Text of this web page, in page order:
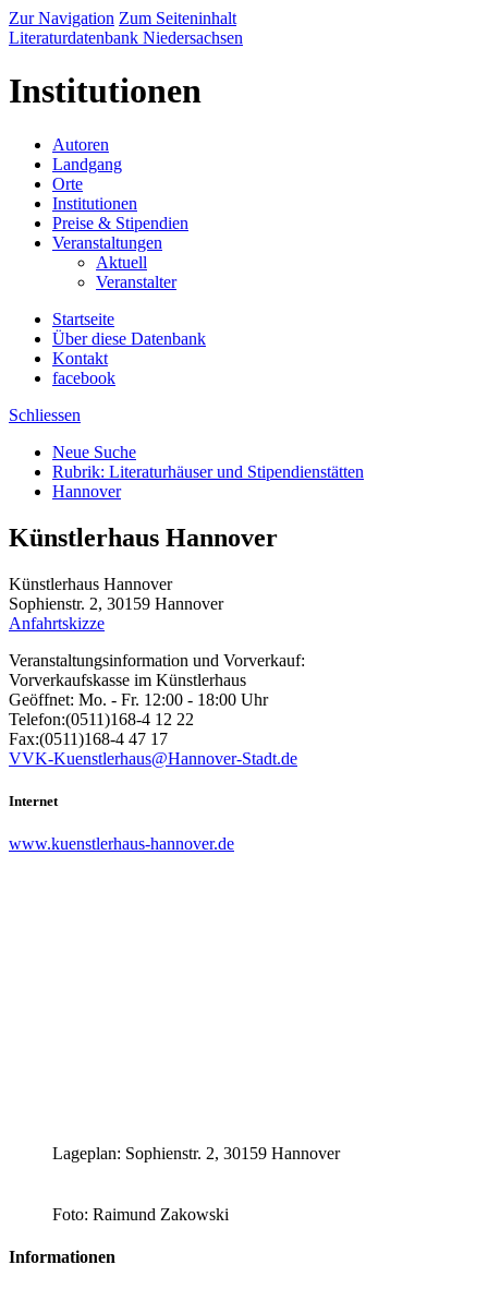
Zur Navigation Zum Seiteninhalt
Literaturdatenbank Niedersachsen
Institutionen
Autoren
Landgang
Orte
Institutionen
Preise & Stipendien
Veranstaltungen
Aktuell
Veranstalter
Startseite
Über diese Datenbank
Kontakt
facebook
Schliessen
Neue Suche
Rubrik: Literaturhäuser und Stipendienstätten
Hannover
Künstlerhaus Hannover
Künstlerhaus Hannover
Sophienstr. 2, 30159 Hannover
Anfahrtskizze
Veranstaltungsinformation und Vorverkauf:
Vorverkaufskasse im Künstlerhaus
Geöffnet: Mo. - Fr. 12:00 - 18:00 Uhr
Telefon:(0511)168-4 12 22
Fax:(0511)168-4 47 17
VVK-Kuenstlerhaus@Hannover-Stadt.de
Internet
www.kuenstlerhaus-hannover.de
Lageplan: Sophienstr. 2, 30159 Hannover
Foto: Raimund Zakowski
Informationen